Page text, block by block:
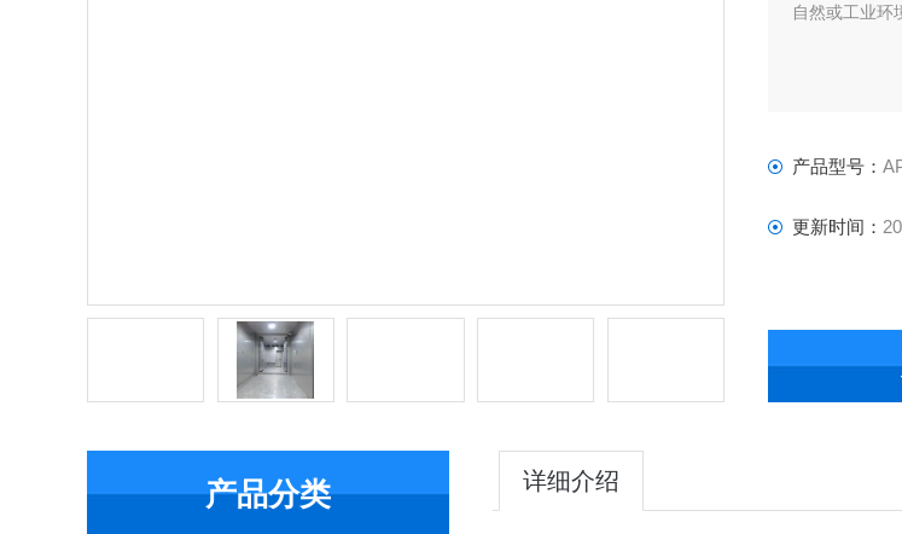
自然或工业环
产品型号：
更新时间：
产品分类 详细介绍